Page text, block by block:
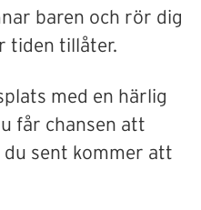
baren och rör dig
tiden tillåter.
med en härlig
får chansen att
sent kommer att